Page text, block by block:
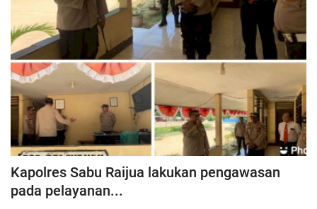
Kapolres Sabu Raijua lakukan pengawasan
pada pelayanan...